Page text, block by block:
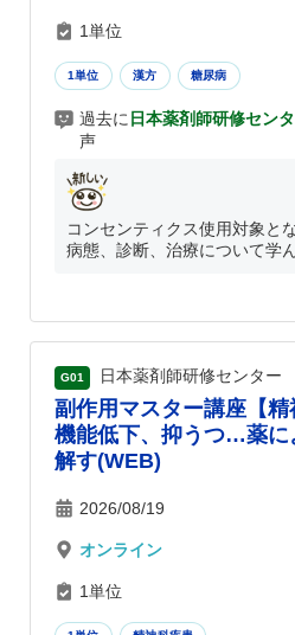
1単位
1単位 漢方 糖尿病
過去に 日本薬剤師研修セン
声
コンセンティクス使用対象と
病態、診断、治療について学
G01 日本薬剤師研修センター
副作用マスター講座【
機能低下、抑うつ…薬に
解す(WEB)
2026/08/19
オンライン
1単位